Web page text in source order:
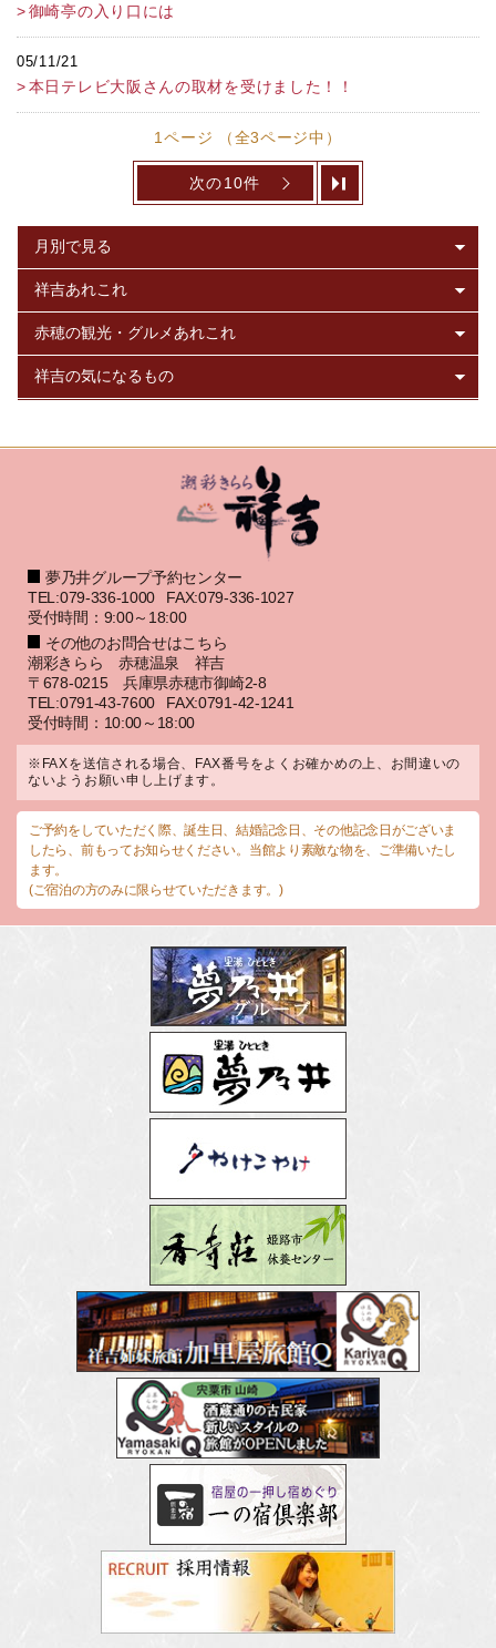
御崎亭の入り口には
05/11/21
本日テレビ大阪さんの取材を受けました！！
1ページ （全3ページ中）
次の10件
夢乃井グループ予約センター
TEL:079-336-1000
FAX:079-336-1027
受付時間：9:00～18:00
その他のお問合せはこちら
潮彩きらら 赤穂温泉 祥吉
〒678-0215 兵庫県赤穂市御崎2-8
TEL:0791-43-7600
FAX:0791-42-1241
受付時間：10:00～18:00
※FAXを送信される場合、FAX番号をよくお確かめの上、お間違いの
ないようお願い申し上げます。
ご予約をしていただく際、誕生日、結婚記念日、その他記念日がございま
したら、前もってお知らせください。当館より素敵な物を、ご準備いたし
ます。
(ご宿泊の方のみに限らせていただきます。)